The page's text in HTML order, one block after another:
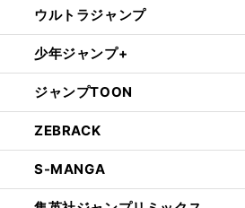
ウルトラジャンプ
少年ジャンプ+
ジャンプTOON
ZEBRACK
S-MANGA